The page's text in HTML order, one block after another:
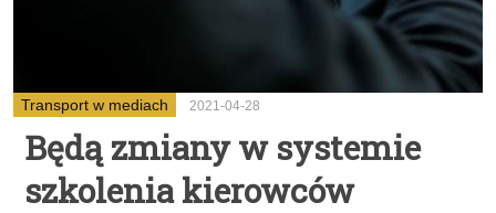
Transport w mediach 2021-04-28
Będą zmiany w systemie
szkolenia kierowców